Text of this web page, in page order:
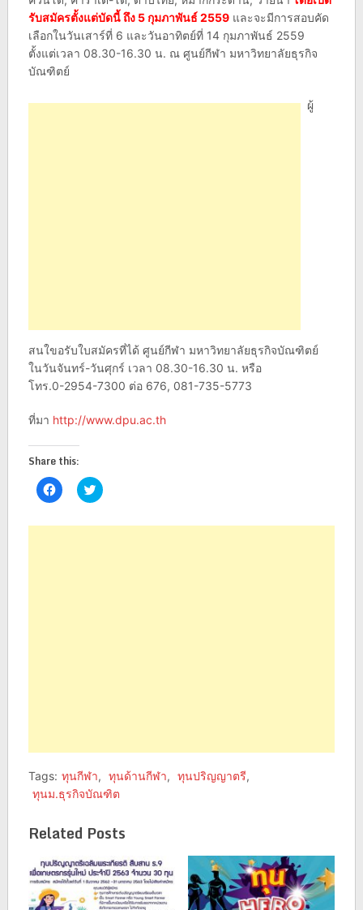
รับสมัครตั้งแต่บัดนี้ ถึง 5 กุมภาพันธ์ 2559และจะมีการสอบคัด
เลือกในวันเสาร์ที่ 6 และวันอาทิตย์ที่ 14 กุมภาพันธ์ 2559
ตั้งแต่เวลา 08.30-16.30 น. ณ ศูนย์กีฬา มหาวิทยาลัยธุรกิจ
บัณฑิตย์
ผู้
สนใขอรับใบสมัครที่ได้ ศูนย์กีฬา มหาวิทยาลัยธุรกิจบัณฑิตย์
ในวันจันทร์-วันศุกร์ เวลา 08.30-16.30 น. หรือ
โทร.0-2954-7300 ต่อ 676, 081-735-5773
ที่มา http://www.dpu.ac.th
Share this:
Click
to
Facebook
Click
to
Twitter
Tags: ทุนกีฬา, ทุนด้านกีฬา, ทุนปริญญาตรี,
ทุนม.ธุรกิจบัณฑิต
Related Posts